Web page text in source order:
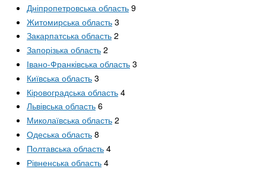
Дніпропетровська область 9
Житомирська область 3
Закарпатська область 2
Запорізька область 2
Івано-Франківська область 3
Київська область 3
Кіровоградська область 4
Львівська область 6
Миколаївська область 2
Одеська область 8
Полтавська область 4
Рівненська область 4